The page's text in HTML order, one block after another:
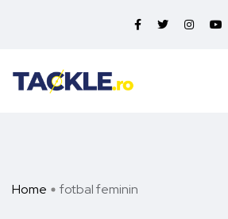
Home fotbal feminin